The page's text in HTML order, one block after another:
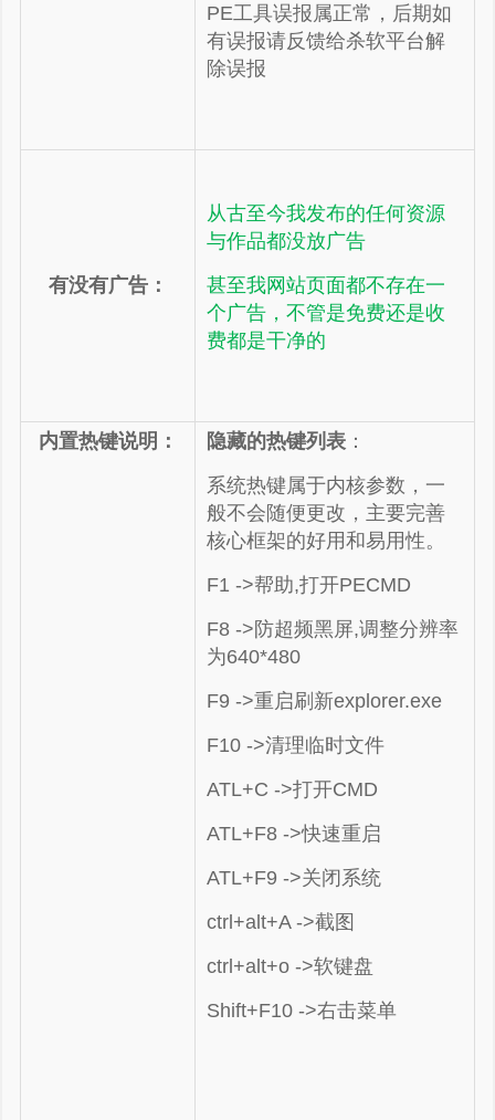
PE工具误报属正常，后期如
有误报请反馈给杀软平台解
除误报
有没有广告：
从古至今我发布的任何资源
与作品都没放广告
甚至我网站页面都不存在一
个广告，不管是免费还是收
费都是干净的
内置热键说明： 隐藏的热键列表 ：
系统热键属于内核参数，一
般不会随便更改，主要完善
核心框架的好用和易用性。
F1 ->帮助,打开PECMD
F8 ->防超频黑屏,调整分辨率
为640*480
F9 ->重启刷新explorer.exe
F10 ->清理临时文件
ATL+C ->打开CMD
ATL+F8 ->快速重启
ATL+F9 ->关闭系统
ctrl+alt+A ->截图
ctrl+alt+o ->软键盘
Shift+F10 ->右击菜单
谢谢赞赏
（微信扫一扫或长按识别）